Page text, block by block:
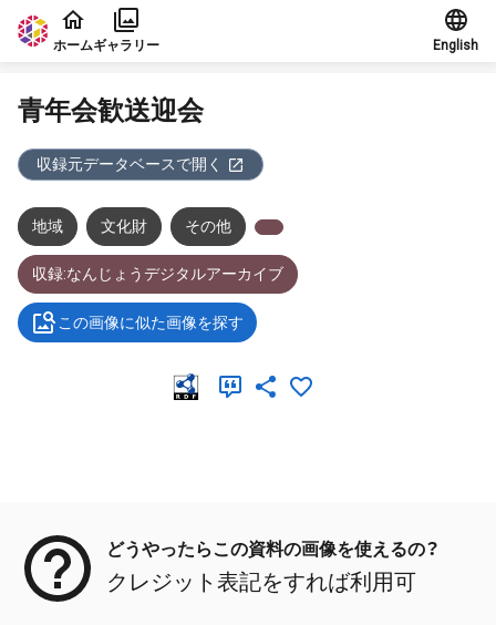
本文に飛ぶ
ホームギャラリー English
青年会歓送迎会
収録元データベースで開く
地域 文化財 その他
収録:なんじょうデジタルアーカイブ
この画像に似た画像を探す
どうやったらこの資料の画像を使えるの？
クレジット表記をすれば利用可